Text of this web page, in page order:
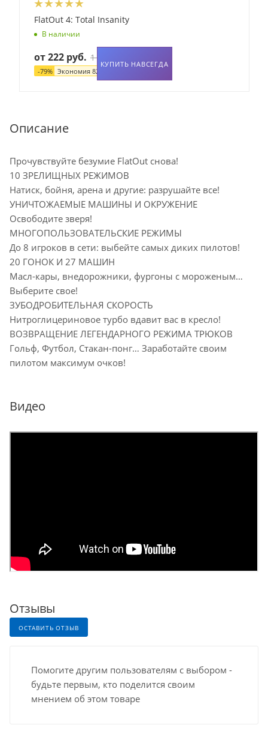
FlatOut 4: Total Insanity
В наличии
от222 руб. 1 042 руб.
-79% Экономия 820 руб.
КУПИТЬ НАВСЕГДА
Описание
Прочувствуйте безумие FlatOut снова!
10 ЗРЕЛИЩНЫХ РЕЖИМОВ
Натиск, бойня, арена и другие: разрушайте все!
УНИЧТОЖАЕМЫЕ МАШИНЫ И ОКРУЖЕНИЕ
Освободите зверя!
МНОГОПОЛЬЗОВАТЕЛЬСКИЕ РЕЖИМЫ
До 8 игроков в сети: выбейте самых диких пилотов!
20 ГОНОК И 27 МАШИН
Масл-кары, внедорожники, фургоны с мороженым…
Выберите свое!
ЗУБОДРОБИТЕЛЬНАЯ СКОРОСТЬ
Нитроглицериновое турбо вдавит вас в кресло!
ВОЗВРАЩЕНИЕ ЛЕГЕНДАРНОГО РЕЖИМА ТРЮКОВ
Гольф, Футбол, Стакан-понг… Заработайте своим
пилотом максимум очков!
Видео
Отзывы
ОСТАВИТЬ ОТЗЫВ
Помогите другим пользователям с выбором -
будьте первым, кто поделится своим
мнением об этом товаре